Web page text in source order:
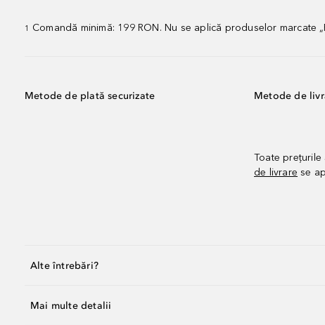
1 Comandă minimă: 199 RON. Nu se aplică produselor
Metode de plată securizate Metode de
Toate prețurile
de livrare se
Alte întrebări?
Mai multe detalii